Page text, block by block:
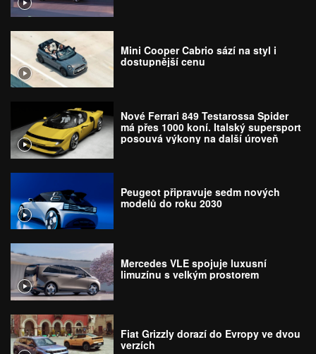
Mini Cooper Cabrio sází na styl i
dostupnější cenu
Nové Ferrari 849 Testarossa Spider
má přes 1000 koní. Italský supersport
posouvá výkony na další úroveň
Peugeot připravuje sedm nových
modelů do roku 2030
Mercedes VLE spojuje luxusní
limuzínu s velkým prostorem
Fiat Grizzly dorazí do Evropy ve dvou
verzích